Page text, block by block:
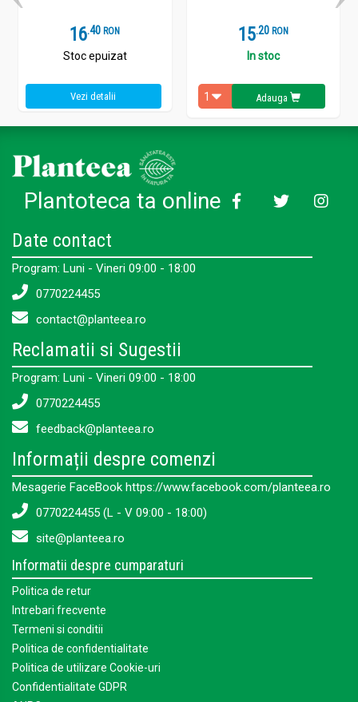
16.4 RON
Stoc epuizat
Vezi detalii
15.2 RON
In stoc
Adauga
Plantoteca ta online
Date contact
Program: Luni - Vineri 09:00 - 18:00
0770224455
contact@planteea.ro
Reclamatii si Sugestii
Program: Luni - Vineri 09:00 - 18:00
0770224455
feedback@planteea.ro
Informații despre comenzi
Mesagerie FaceBook https://www.facebook.com/planteea.ro
0770224455 (L - V 09:00 - 18:00)
site@planteea.ro
Informatii despre cumparaturi
Politica de retur
Intrebari frecvente
Termeni si conditii
Politica de confidentialitate
Politica de utilizare Cookie-uri
Confidentialitate GDPR